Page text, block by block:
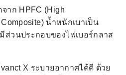
าก HPFC (High
นํ้าหนักเบาเป็น
ส่วนประกอบของไฟเบอร์กลาส
X ระบายอากาศได้ดี ด้วย